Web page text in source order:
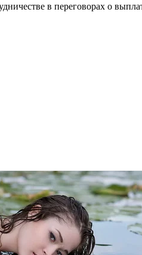
в переговорах о